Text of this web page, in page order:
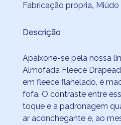
Fabricação própria, Miüdo
Descrição
Apaixone-se pela nossa
Almofada Fleece
em fleece flanelado, é
fofa. O contraste entre
toque e a padronagem
ar aconchegante e, ao